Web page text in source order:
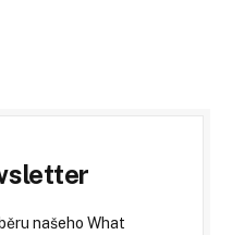
našeho What